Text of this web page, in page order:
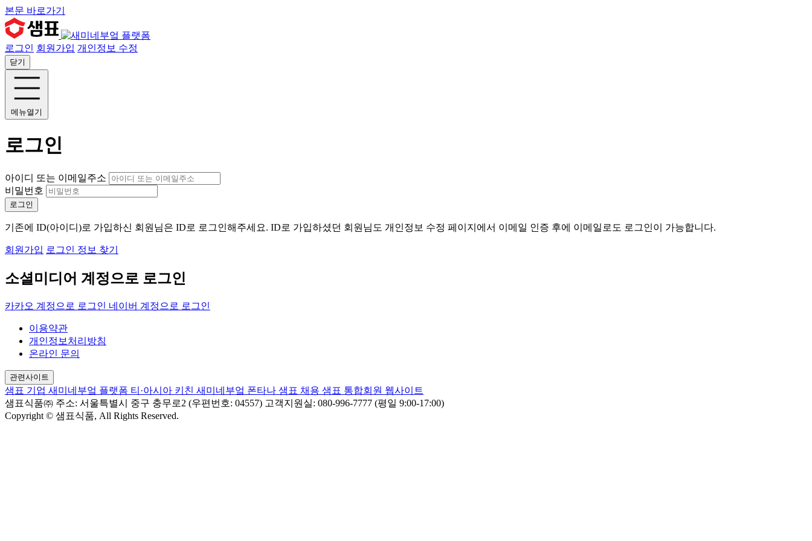
본문 바로가기
로그인 회원가입 개인정보 수정
닫기
메뉴열기
로그인
아이디 또는 이메일주소
비밀번호
로그인
기존에 ID(아이디)로 가입하신 회원님은 ID로 로그인해주세요. ID로 가입하셨던 회원님도 개인정보 수정 페이지에서 이메일 인증 후에 이메일로도 로그인이 가능합니다.
회원가입 로그인 정보 찾기
소셜미디어 계정으로 로그인
카카오 계정으로 로그인 네이버 계정으로 로그인
이용약관
개인정보처리방침
온라인 문의
관련사이트
샘표 기업 새미네부엌 플랫폼 티·아시아 키친 새미네부엌 폰타나 샘표 채용 샘표 통합회원 웹사이트
샘표식품㈜ 주소: 서울특별시 중구 충무로2 (우편번호: 04557) 고객지원실: 080-996-7777 (평일 9:00-17:00)
Copyright © 샘표식품, All Rights Reserved.